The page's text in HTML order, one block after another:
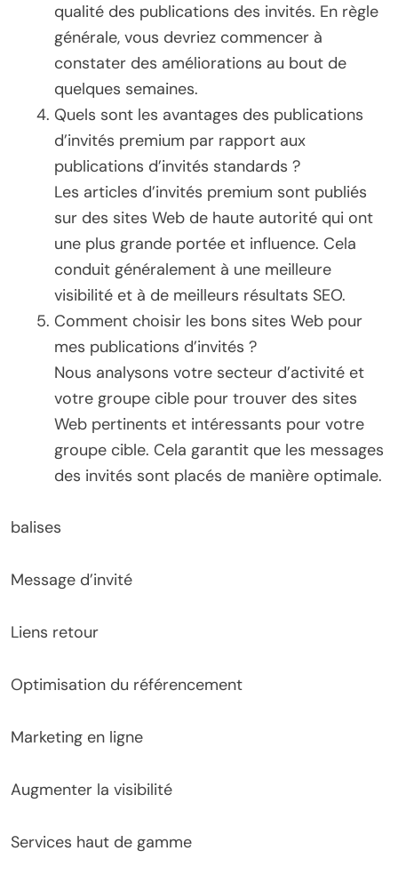
qualité des publications des invités. En règle
générale, vous devriez commencer à
constater des améliorations au bout de
quelques semaines.
Quels sont les avantages des publications
d’invités premium par rapport aux
publications d’invités standards ?
Les articles d’invités premium sont publiés
sur des sites Web de haute autorité qui ont
une plus grande portée et influence. Cela
conduit généralement à une meilleure
visibilité et à de meilleurs résultats SEO.
Comment choisir les bons sites Web pour
mes publications d’invités ?
Nous analysons votre secteur d’activité et
votre groupe cible pour trouver des sites
Web pertinents et intéressants pour votre
groupe cible. Cela garantit que les messages
des invités sont placés de manière optimale.
balises
Message d’invité
Liens retour
Optimisation du référencement
Marketing en ligne
Augmenter la visibilité
Services haut de gamme